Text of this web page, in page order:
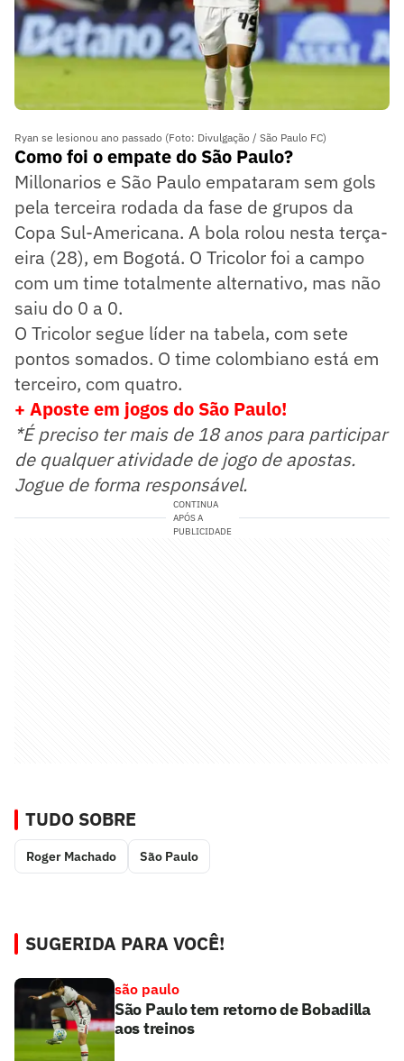
Ryan se lesionou ano passado (Foto: Divulgação / São Paulo FC)
Como foi o empate do São Paulo?
Millonarios e São Paulo empataram sem gols
pela terceira rodada da fase de grupos da
Copa Sul-Americana. A bola rolou nesta terça-
eira (28), em Bogotá. O Tricolor foi a campo
com um time totalmente alternativo, mas não
saiu do 0 a 0.
O Tricolor segue líder na tabela, com sete
pontos somados. O time colombiano está em
terceiro, com quatro.
+ Aposte em jogos do São Paulo!
*É preciso ter mais de 18 anos para participar
de qualquer atividade de jogo de apostas.
Jogue de forma responsável.
CONTINUA
APÓS A
PUBLICIDADE
TUDO SOBRE
Roger Machado São Paulo
SUGERIDA PARA VOCÊ!
são paulo
São Paulo tem retorno de Bobadilla
aos treinos